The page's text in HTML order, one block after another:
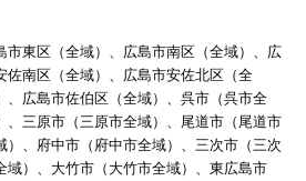
東区（全域）、広島市南区（全域）、広
佐南区（全域）、広島市安佐北区（全
、広島市佐伯区（全域）、呉市（呉市全
、三原市（三原市全域）、尾道市（尾道市
）、府中市（府中市全域）、三次市（三次
域）、大竹市（大竹市全域）、東広島市